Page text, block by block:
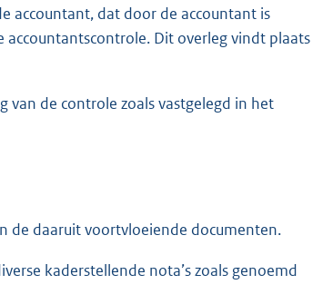
accountant, dat door de accountant is
Dit overleg vindt plaats
de controle zoals vastgelegd in het
de daaruit voortvloeiende documenten.
kaderstellende nota’s zoals genoemd